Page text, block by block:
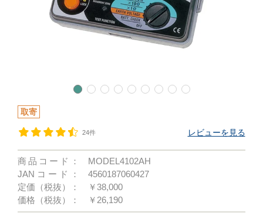
取寄
24件 レビューを見る
商品コード：
MODEL4102AH
JANコード：
4560187060427
定価（税抜）：
￥38,000
価格（税抜）：
￥26,190